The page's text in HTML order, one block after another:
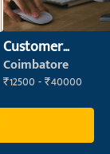
Customer
Support Officer
Coimbatore
₹12500 - ₹40000